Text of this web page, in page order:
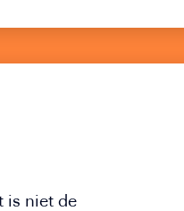
is niet de